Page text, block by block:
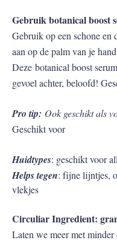
Gebruik botanical boost
Gebruik op een schone en
aan op de palm van je
Deze botanical boost
gevoel achter, beloofd!
Pro tip: Ook geschikt als
Geschikt voor
Huidtypes: geschikt voor
Helps tegen: fijne lijntjes,
vlekjes
Circuliar Ingredient:
Laten we meer met